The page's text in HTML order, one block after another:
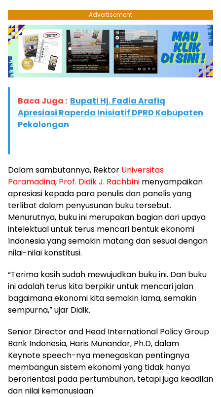
Advertisement
Baca Juga : Bupati Hj. Fadia Arafiq
Apresiasi Raperda Inisiatif DPRD Kabupaten
Pekalongan
Dalam sambutannya, Rektor Universitas
Paramadina, Prof. Didik J. Rachbini menyampaikan
apresiasi kepada para penulis dan panelis yang
terlibat dalam penyusunan buku tersebut.
Menurutnya, buku ini merupakan bagian dari upaya
intelektual untuk terus mencari bentuk ekonomi
Indonesia yang semakin matang dan sesuai dengan
nilai-nilai konstitusi.
“Terima kasih sudah mewujudkan buku ini. Dan buku
ini adalah terus kita berpikir untuk mencari jalan
bagaimana ekonomi kita semakin lama, semakin
sempurna,” ujar Didik.
Senior Director and Head International Policy Group
Bank Indonesia, Haris Munandar, Ph.D, dalam
Keynote speech-nya menegaskan pentingnya
membangun sistem ekonomi yang tidak hanya
berorientasi pada pertumbuhan, tetapi juga keadilan
dan nilai kemanusiaan.